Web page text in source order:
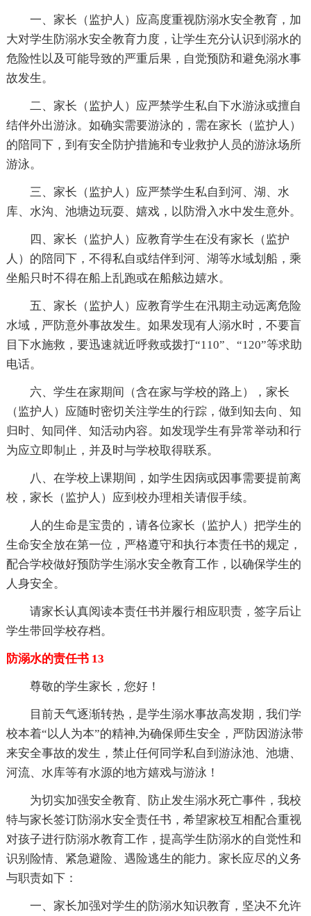
一、家长（监护人）应高度重视防溺水安全教育，加
大对学生防溺水安全教育力度，让学生充分认识到溺水的
危险性以及可能导致的严重后果，自觉预防和避免溺水事
故发生。
二、家长（监护人）应严禁学生私自下水游泳或擅自
结伴外出游泳。如确实需要游泳的，需在家长（监护人）
的陪同下，到有安全防护措施和专业救护人员的游泳场所
游泳。
三、家长（监护人）应严禁学生私自到河、湖、水
库、水沟、池塘边玩耍、嬉戏，以防滑入水中发生意外。
四、家长（监护人）应教育学生在没有家长（监护
人）的陪同下，不得私自或结伴到河、湖等水域划船，乘
坐船只时不得在船上乱跑或在船舷边嬉水。
五、家长（监护人）应教育学生在汛期主动远离危险
水域，严防意外事故发生。如果发现有人溺水时，不要盲
目下水施救，要迅速就近呼救或拨打“110”、“120”等求助
电话。
六、学生在家期间（含在家与学校的路上），家长
（监护人）应随时密切关注学生的行踪，做到知去向、知
归时、知同伴、知活动内容。如发现学生有异常举动和行
为应立即制止，并及时与学校取得联系。
八、在学校上课期间，如学生因病或因事需要提前离
校，家长（监护人）应到校办理相关请假手续。
人的生命是宝贵的，请各位家长（监护人）把学生的
生命安全放在第一位，严格遵守和执行本责任书的规定，
配合学校做好预防学生溺水安全教育工作，以确保学生的
人身安全。
请家长认真阅读本责任书并履行相应职责，签字后让
学生带回学校存档。
防溺水的责任书 13
尊敬的学生家长，您好！
目前天气逐渐转热，是学生溺水事故高发期，我们学
校本着“以人为本”的精神,为确保师生安全，严防因游泳带
来安全事故的发生，禁止任何同学私自到游泳池、池塘、
河流、水库等有水源的地方嬉戏与游泳！
为切实加强安全教育、防止发生溺水死亡事件，我校
特与家长签订防溺水安全责任书，希望家校互相配合重视
对孩子进行防溺水教育工作，提高学生防溺水的自觉性和
识别险情、紧急避险、遇险逃生的能力。家长应尽的义务
与职责如下：
一、家长加强对学生的防溺水知识教育，坚决不允许